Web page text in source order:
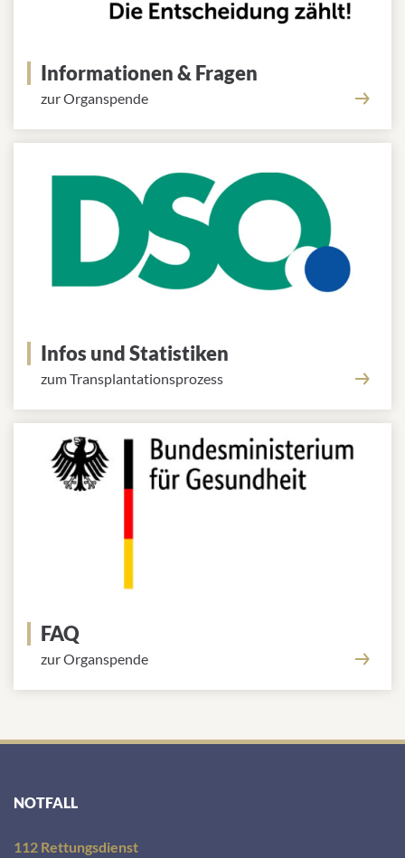
Informationen & Fragen
zur Organspende
Infos und Statistiken
zum Transplantationsprozess
FAQ
zur Organspende
NOTFALL
112 Rettungsdienst